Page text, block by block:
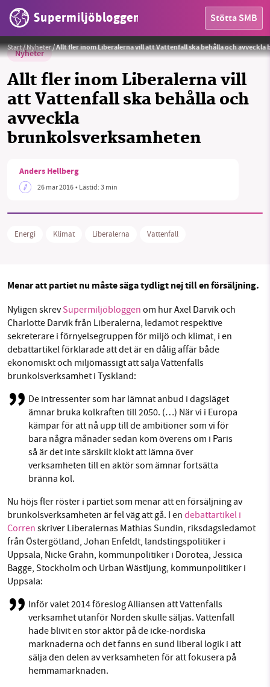
Supermiljöbloggen Stötta SMB
HEM
MILJÖFAKTA
Facebook Instagram BlueSky
Threads LinkedIn
Start/Nyheter/Allt fler inom Liberalerna vill att Vattenfall ska behålla och
Nyheter
Allt fler inom Liberalerna vill
att Vattenfall ska behålla och
avveckla
brunkolsverksamheten
Anders Hellberg
26 mar 2016• Lästid:3 min
Energi Klimat Liberalerna Vattenfall
Menar att partiet nu måste säga tydligt nej till en försäljning.
Nyligen skrevSupermiljöbloggen om hur Axel Darvik och
Charlotte Darvik från Liberalerna, ledamot respektive
sekreterare i förnyelsegruppen för miljö och klimat, i en
debattartikel förklarade att det är en dålig affär både
ekonomiskt och miljömässigt att sälja Vattenfalls
brunkolsverksamhet i Tyskland:
De intressenter som har lämnat anbud i dagsläget
ämnar bruka kolkraften till 2050. (…) När vi i Europa
kämpar för att nå upp till de ambitioner som vi för
bara några månader sedan kom överens om i Paris
så är det inte särskilt klokt att lämna över
verksamheten till en aktör som ämnar fortsätta
bränna kol.
Nu höjs fler röster i partiet som menar att en försäljning av
brunkolsverksamheten är fel väg att gå. I en debattartikel i
Corren skriver Liberalernas Mathias Sundin, riksdagsledamot
från Östergötland, Johan Enfeldt, landstingspolitiker i
Uppsala, Nicke Grahn, kommunpolitiker i Dorotea, Jessica
Bagge, Stockholm och Urban Wästljung, kommunpolitiker i
Uppsala:
Inför valet 2014 föreslog Alliansen att Vattenfalls
verksamhet utanför Norden skulle säljas. Vattenfall
hade blivit en stor aktör på de icke-nordiska
marknaderna och det fanns en sund liberal logik i att
sälja den delen av verksamheten för att fokusera på
hemmamarknaden.
SMB kämpar för en hållbar framtid. Sedan
miljödebatten framåt genom
nyhetsbevakning och granskningar. Nu vill vi
utveckla vårt arbete – och vi hoppas att du
1231368703
Läs vad vi vill göra